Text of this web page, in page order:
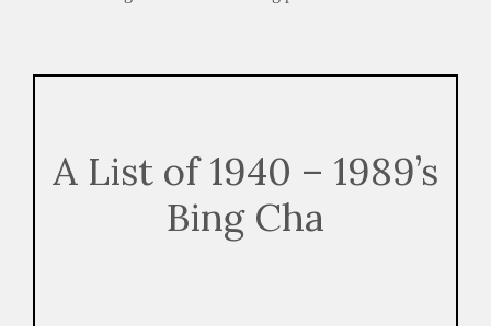
A List of 1940 – 1989’s
Bing Cha